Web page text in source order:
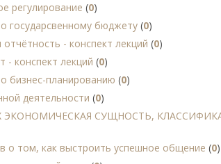
регулирование (0)
государсвенному бюджету (0)
- конспект лекций (0)
- конспект лекций (0)
бизнес-планированию (0)
деятельности (0)
ЭКОНОМИЧЕСКАЯ СУЩНОСТЬ,
о том, как выстроить успешное общение (0)